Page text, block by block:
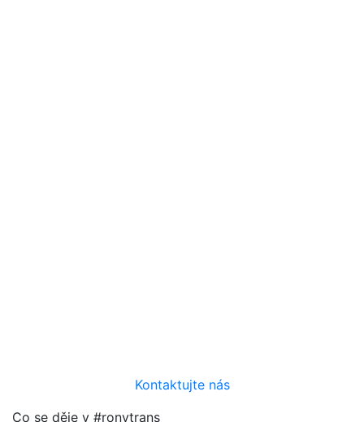
Kontaktujte nás
Co se děje v #ronytrans